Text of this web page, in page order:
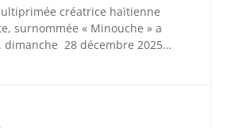
créatrice haïtienne
surnommée « Minouche » a
dimanche 28 décembre 2025…